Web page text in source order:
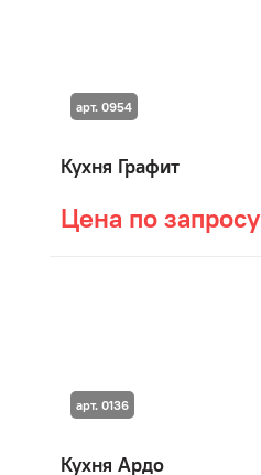
Кухня Графит
Цена по запросу
арт. 0954
Кухня Ардо
арт. 0136